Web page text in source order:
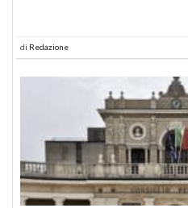
di Redazione